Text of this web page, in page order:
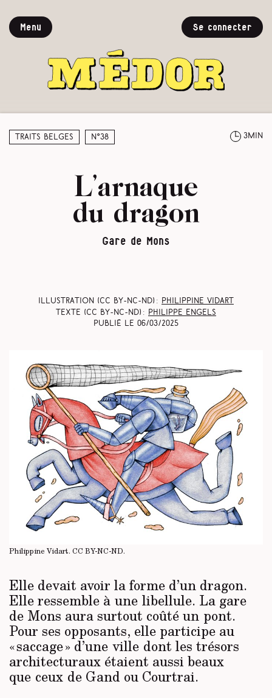
Menu Se connecter
Traits belges N°38 3min
L’arnaque
du dragon
Gare de Mons
Illustration (CC BY-NC-ND) : Philippine Vidart
Texte (CC BY-NC-ND) :
Philippe Engels
Publié le 06/03/2025
Philippine Vidart. CC BY-NC-ND.
Elle devait avoir la forme d’un dragon.
Elle ressemble à une libellule. La gare
de Mons aura surtout coûté un pont.
Pour ses opposants, elle participe au
« saccage » d’une ville dont les trésors
architecturaux étaient aussi beaux
que ceux de Gand ou Courtrai.